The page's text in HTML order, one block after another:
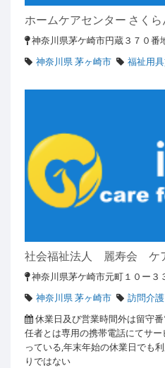
ホームケアセンター さくら
神奈川県茅ケ崎市円蔵３７０番
神奈川県 茅ヶ崎市
福祉用
社会福祉法人 麗寿会 ケ
神奈川県茅ケ崎市元町１０ー３
神奈川県 茅ヶ崎市
訪問介護
休業日及び営業時間外は留守
任者とは専用の携帯電話にてサ
っている,年末年始の休業日でも
りではない